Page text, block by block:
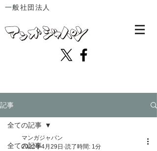
一般社団法人
記事
全ての記事
全ての記事
マンガジャパン
2022年4月29日 読了時間: 1分